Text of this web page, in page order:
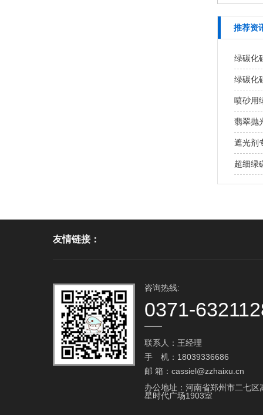
推荐资
绿碳化
绿碳化
喷砂用
翡翠抛
遮光剂
超细绿
友情链接：
咨询热线:
0371-
联系人：王经理
手 机：18039336686
邮 箱：cassiel@zzhaixu.cn
办公地址：河南省郑州市二七区
星时代广场1903室